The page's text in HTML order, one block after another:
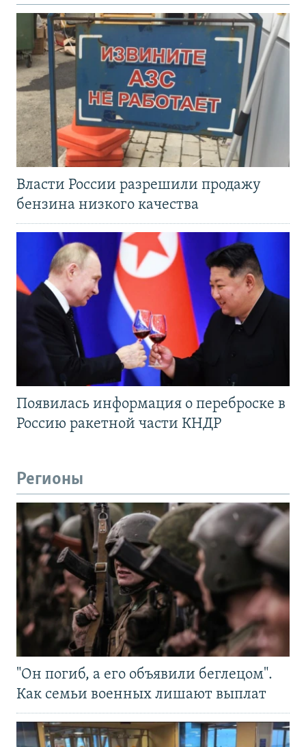
Власти России разрешили продажу
бензина низкого качества
Появилась информация о переброске в
Россию ракетной части КНДР
Регионы
"Он погиб, а его объявили беглецом".
Как семьи военных лишают выплат